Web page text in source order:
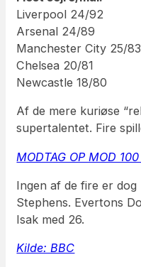
Liverpool 24/92
Arsenal 24/89
Manchester City 25/83
Chelsea 20/81
Newcastle 18/80
Af de mere kuriøse
supertalentet. Fire
MODTAG OP MOD
Ingen af de fire er
Stephens. Evertons
Isak med 26.
Kilde: BBC